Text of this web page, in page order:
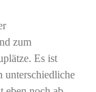
zum
Es ist
unterschiedliche